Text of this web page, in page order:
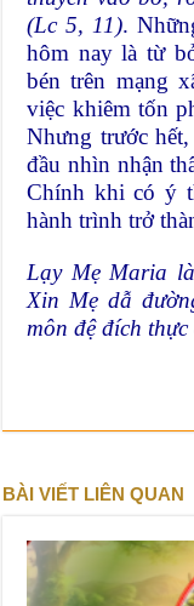
(Lc 5, 11).
hôm nay là từ
bén trên mạng
việc khiêm tốn
Nhưng trước
đầu nhìn nhận
Chính khi có ý
hành trình trở
Lạy Mẹ Maria
Xin Mẹ dẫ
môn đệ đích
BÀI VIẾT LIÊN QUAN